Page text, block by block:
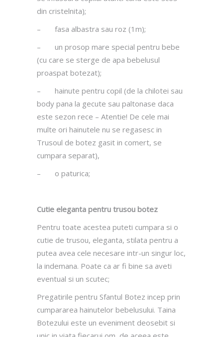
din cristelnita);
– fasa albastra sau roz (1m);
– un prosop mare special pentru bebe
(cu care se sterge de apa bebelusul
proaspat botezat);
– hainute pentru copil (de la chilotei sau
body pana la gecute sau paltonase daca
este sezon rece – Atentie! De cele mai
multe ori hainutele nu se regasesc in
Trusoul de botez gasit in comert, se
cumpara separat),
– o paturica;
Cutie eleganta pentru trusou botez
Pentru toate acestea puteti cumpara si o
cutie de trusou, eleganta, stilata pentru a
putea avea cele necesare intr-un singur loc,
la indemana. Poate ca ar fi bine sa aveti
eventual si un scutec;
Pregatirile pentru Sfantul Botez incep prin
cumpararea hainutelor bebelusului. Taina
Botezului este un eveniment deosebit si